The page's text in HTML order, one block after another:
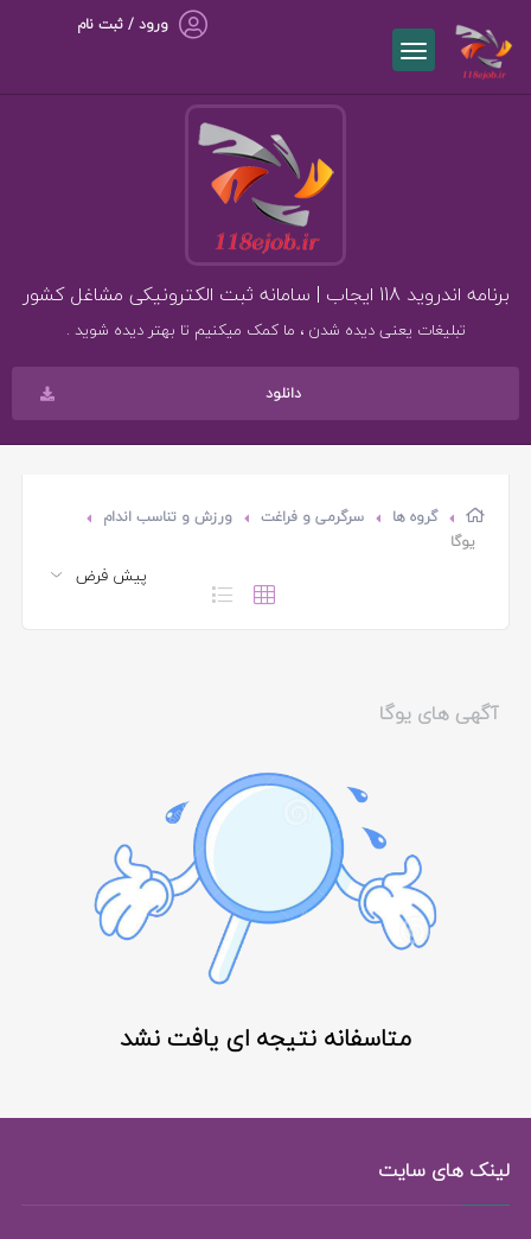
ورود / ثبت نام
برنامه اندروید 118 ایجاب | سامانه ثبت الکترونیکی مشاغل کشور
تبلیغات یعنی دیده شدن ، ما کمک میکنیم تا بهتر دیده شوید .
دانلود
گروه ها سرگرمی و فراغت
ورزش و تناسب اندام
یوگا
آگهی های یوگا
متاسفانه نتیجه ای یافت نشد
لینک های سایت